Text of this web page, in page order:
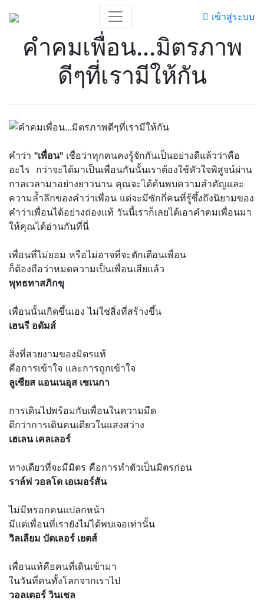
เข้าสู่ระบบ
คำคมเพื่อน...มิตรภาพ
ดีๆที่เรามีให้กัน
คำว่า "เพื่อน" เชื่อว่าทุกคนคงรู้จักกันเป็นอย่างดีแล้วว่าคือ
อะไร กว่าจะได้มาเป็นเพื่อนกันนั้นเราต้องใช้หัวใจพิสูจน์ผ่าน
กาลเวลามาอย่างยาวนาน คุณจะได้ค้นพบความสำคัญและ
ความล้ำลึกของคำว่าเพื่อน แต่จะมีซักกี่คนที่รู้ซึ้งถึงนิยามของ
คำว่าเพื่อนได้อย่างถ่องแท้ วันนี้เราก็เลยได้เอาคำคมเพื่อนมา
ให้คุณได้อ่านกันที่นี่
เพื่อนที่ไม่ยอม หรือไม่อาจที่จะตักเตือนเพื่อน
ก็ต้องถือว่าหมดความเป็นเพื่อนเสียแล้ว
พุทธทาสภิกขุ
เพื่อนนั้นเกิดขึ้นเอง ไม่ใช่สิ่งที่สร้างขึ้น
เฮนรี อดัมส์
สิ่งที่สวยงามของมิตรแท้
คือการเข้าใจ และการถูกเข้าใจ
ลูเซียส แอนเนอุส เซเนกา
การเดินไปพร้อมกับเพื่อนในความมืด
ดีกว่าการเดินคนเดียวในแสงสว่าง
เฮเลน เคลเลอร์
ทางเดียวที่จะมีมิตร คือการทำตัวเป็นมิตรก่อน
ราล์ฟ วอลโด เอเมอร์สัน
ไม่มีหรอกคนแปลกหน้า
มีแต่เพื่อนที่เรายังไม่ได้พบเจอเท่านั้น
วิลเลียม บัตเลอร์ เยตส์
เพื่อนแท้คือคนที่เดินเข้ามา
ในวันที่คนทั้งโลกจากเราไป
วอลเตอร์ วินเชล